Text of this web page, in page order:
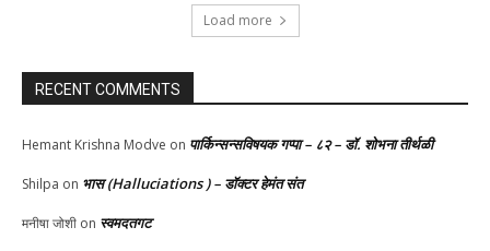
Load more
RECENT COMMENTS
Hemant Krishna Modve on पार्किन्सन्सविषयक गप्पा – ८२ – डॉ. शोभना तीर्थळी
Shilpa on भास (Halluciations ) – डॉक्टर हेमंत संत
मनीषा जोशी on स्वमदतगट